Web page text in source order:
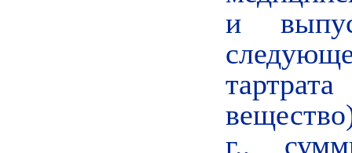
и
г.,